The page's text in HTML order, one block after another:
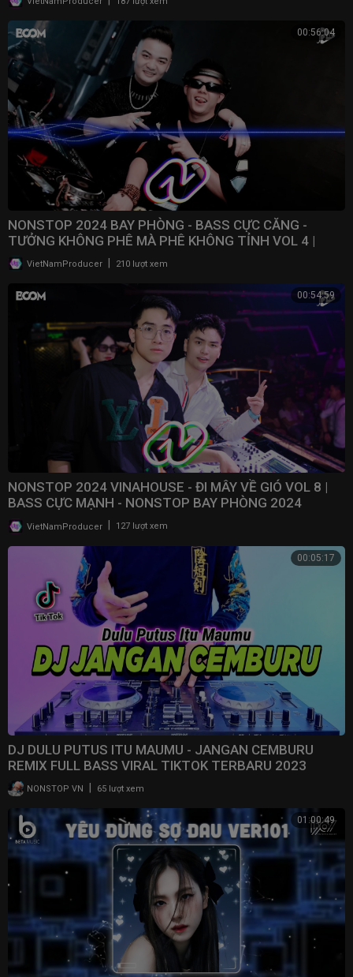
00:56:04
NONSTOP 2024 BAY PHÒNG - BASS CỰC CĂNG -
TƯỞNG KHÔNG PHÊ MÀ PHÊ KHÔNG TỈNH VOL 4 |
NONSTOP VN
VietNamProducer 210 lượt xem
00:54:59
NONSTOP 2024 VINAHOUSE - ĐI MÂY VỀ GIÓ VOL 8 |
BASS CỰC MẠNH - NONSTOP BAY PHÒNG 2024
VietNamProducer 127 lượt xem
00:05:17
DJ DULU PUTUS ITU MAUMU - JANGAN CEMBURU
REMIX FULL BASS VIRAL TIKTOK TERBARU 2023
NONSTOP VN 65 lượt xem
01:00:49